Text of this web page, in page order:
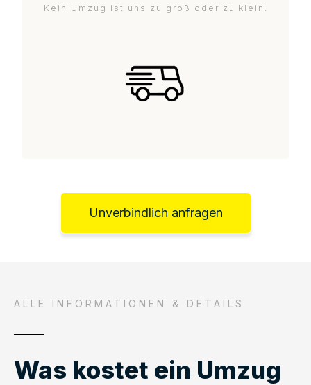
Kein Umzug ist uns zu groß oder zu klein.
Unverbindlich anfragen
ALLE INFORMATIONEN & DETAILS
Was kostet ein Umzug